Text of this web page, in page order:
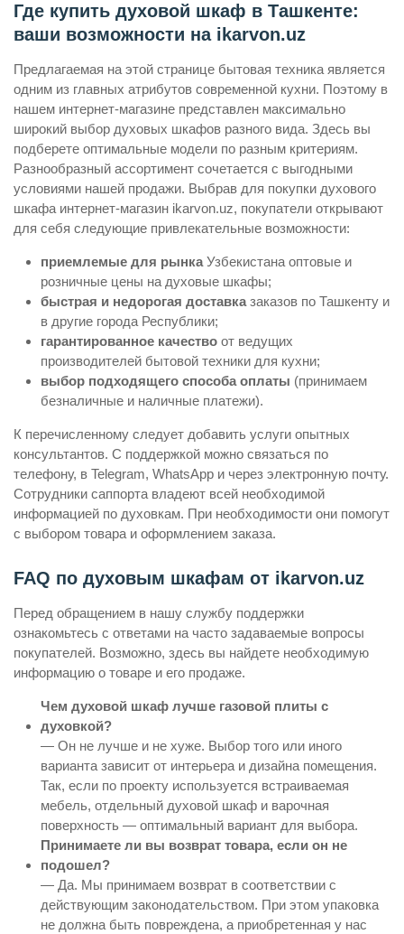
Где купить духовой шкаф в Ташкенте:
ваши возможности на ikarvon.uz
Предлагаемая на этой странице бытовая техника является
одним из главных атрибутов современной кухни. Поэтому в
нашем интернет-магазине представлен максимально
широкий выбор духовых шкафов разного вида. Здесь вы
подберете оптимальные модели по разным критериям.
Разнообразный ассортимент сочетается с выгодными
условиями нашей продажи. Выбрав для покупки духового
шкафа интернет-магазин ikarvon.uz, покупатели открывают
для себя следующие привлекательные возможности:
приемлемые для рынка Узбекистана оптовые и
розничные цены на духовые шкафы;
быстрая и недорогая доставка заказов по Ташкенту и
в другие города Республики;
гарантированное качество от ведущих
производителей бытовой техники для кухни;
выбор подходящего способа оплаты (принимаем
безналичные и наличные платежи).
К перечисленному следует добавить услуги опытных
консультантов. С поддержкой можно связаться по
телефону, в Telegram, WhatsApp и через электронную почту.
Сотрудники саппорта владеют всей необходимой
информацией по духовкам. При необходимости они помогут
с выбором товара и оформлением заказа.
FAQ по духовым шкафам от ikarvon.uz
Перед обращением в нашу службу поддержки
ознакомьтесь с ответами на часто задаваемые вопросы
покупателей. Возможно, здесь вы найдете необходимую
информацию о товаре и его продаже.
Чем духовой шкаф лучше газовой плиты с
духовкой?
— Он не лучше и не хуже. Выбор того или иного
варианта зависит от интерьера и дизайна помещения.
Так, если по проекту используется встраиваемая
мебель, отдельный духовой шкаф и варочная
поверхность — оптимальный вариант для выбора.
Принимаете ли вы возврат товара, если он не
подошел?
— Да. Мы принимаем возврат в соответствии с
действующим законодательством. При этом упаковка
не должна быть повреждена, а приобретенная у нас